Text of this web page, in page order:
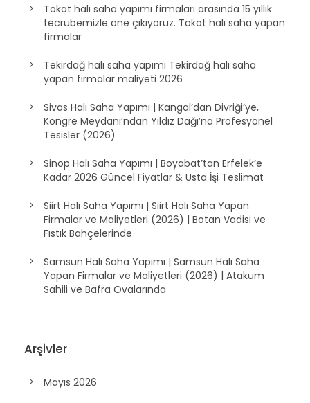
Tokat halı saha yapımı firmaları arasında 15 yıllık
tecrübemizle öne çıkıyoruz. Tokat halı saha yapan
firmalar
Tekirdağ halı saha yapımı Tekirdağ halı saha
yapan firmalar maliyeti 2026
Sivas Halı Saha Yapımı | Kangal’dan Divriği’ye,
Kongre Meydanı’ndan Yıldız Dağı’na Profesyonel
Tesisler (2026)
Sinop Halı Saha Yapımı | Boyabat’tan Erfelek’e
Kadar 2026 Güncel Fiyatlar & Usta İşi Teslimat
Siirt Halı Saha Yapımı | Siirt Halı Saha Yapan
Firmalar ve Maliyetleri (2026) | Botan Vadisi ve
Fıstık Bahçelerinde
Samsun Halı Saha Yapımı | Samsun Halı Saha
Yapan Firmalar ve Maliyetleri (2026) | Atakum
Sahili ve Bafra Ovalarında
Arşivler
Mayıs 2026